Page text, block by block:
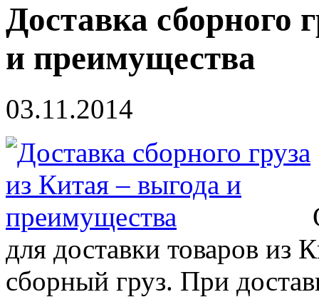
Доставка сборного
и преимущества
03.11.2014
для доставки товаров из
сборный груз. При